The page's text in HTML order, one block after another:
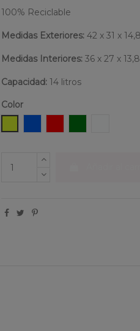
100% Reciclable
Medidas Exteriores: 42 x 31 x
Medidas Interiores: 36 x 27 x
Capacidad:14 litros
Color